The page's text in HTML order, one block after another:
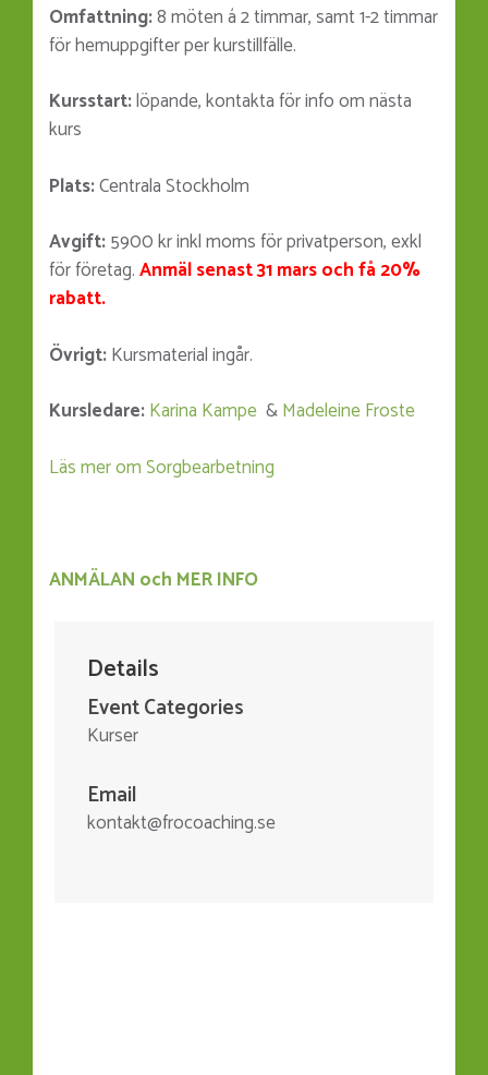
Omfattning:8 möten á 2 timmar, samt 1-2 timmar
för hemuppgifter per kurstillfälle.
Kursstart:löpande, kontakta för info om nästa
kurs
Plats:Centrala Stockholm
Avgift:5900 kr inkl moms för privatperson, exkl
för företag.Anmäl senast 31 mars och få 20%
rabatt.
Övrigt:Kursmaterial ingår.
Kursledare:Karina Kampe &Madeleine Froste
Läs mer om Sorgbearbetning
ANMÄLAN och MER INFO
Details
Event Categories
Kurser
Email
kontakt@frocoaching.se